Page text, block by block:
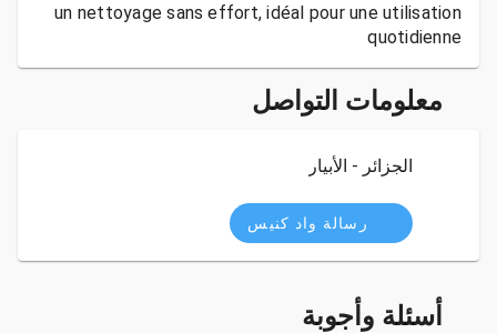
un nettoyage sans effort, idéal pour une utilisation
quotidienne
معلومات التواصل
الجزائر - الأبيار
رسالة واد كنيس
أسئلة وأجوبة